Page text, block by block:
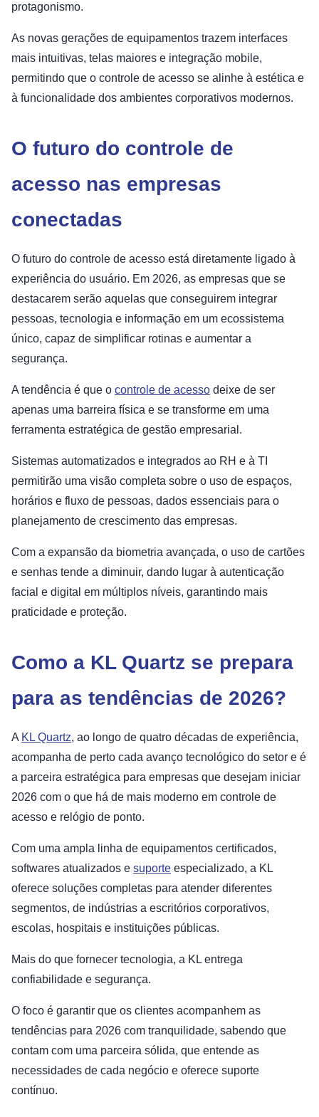
protagonismo.
As novas gerações de equipamentos trazem interfaces
mais intuitivas, telas maiores e integração mobile,
permitindo que o controle de acesso se alinhe à estética e
à funcionalidade dos ambientes corporativos modernos.
O futuro do controle de
acesso nas empresas
conectadas
O futuro do controle de acesso está diretamente ligado à
experiência do usuário. Em 2026, as empresas que se
destacarem serão aquelas que conseguirem integrar
pessoas, tecnologia e informação em um ecossistema
único, capaz de simplificar rotinas e aumentar a
segurança.
A tendência é que o controle de acesso deixe de ser
apenas uma barreira física e se transforme em uma
ferramenta estratégica de gestão empresarial.
Sistemas automatizados e integrados ao RH e à TI
permitirão uma visão completa sobre o uso de espaços,
horários e fluxo de pessoas, dados essenciais para o
planejamento de crescimento das empresas.
Com a expansão da biometria avançada, o uso de cartões
e senhas tende a diminuir, dando lugar à autenticação
facial e digital em múltiplos níveis, garantindo mais
praticidade e proteção.
Como a KL Quartz se prepara
para as tendências de 2026?
A KL Quartz, ao longo de quatro décadas de experiência,
acompanha de perto cada avanço tecnológico do setor e é
a parceira estratégica para empresas que desejam iniciar
2026 com o que há de mais moderno em controle de
acesso e relógio de ponto.
Com uma ampla linha de equipamentos certificados,
softwares atualizados e suporte especializado, a KL
oferece soluções completas para atender diferentes
segmentos, de indústrias a escritórios corporativos,
escolas, hospitais e instituições públicas.
Mais do que fornecer tecnologia, a KL entrega
confiabilidade e segurança.
O foco é garantir que os clientes acompanhem as
tendências para 2026 com tranquilidade, sabendo que
contam com uma parceira sólida, que entende as
necessidades de cada negócio e oferece suporte
contínuo.